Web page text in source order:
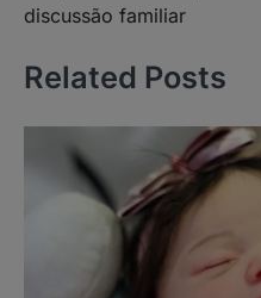
discussão familiar
Related Posts